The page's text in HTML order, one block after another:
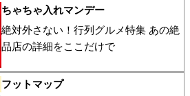
ちゃちゃ入れマンデー
絶対外さない！行列グルメ特集 あの絶
品店の詳細をここだけで
フットマップ